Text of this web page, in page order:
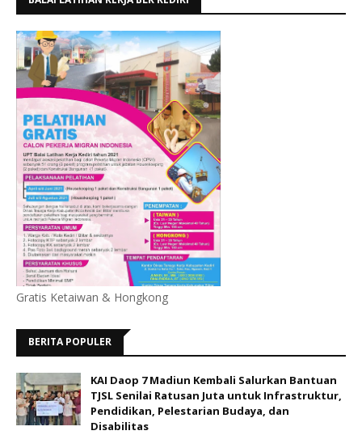
Gratis Ketaiwan & Hongkong
BERITA POPULER
KAI Daop 7 Madiun Kembali Salurkan Bantuan
TJSL Senilai Ratusan Juta untuk Infrastruktur,
Pendidikan, Pelestarian Budaya, dan
Disabilitas